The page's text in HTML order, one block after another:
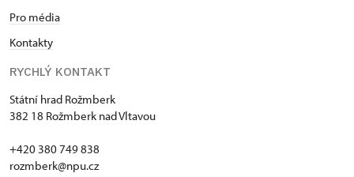
Pro média
Kontakty
RYCHLÝ KONTAKT
Státní hrad Rožmberk
382 18 Rožmberk nad Vltavou
+420 380 749 838
rozmberk@npu.cz